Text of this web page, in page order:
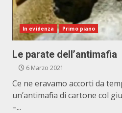
In evidenza Primo piano
Le parate dell’antimafia
6 Marzo 2021
Ce ne eravamo accorti da
un’antimafia di cartone col
–...